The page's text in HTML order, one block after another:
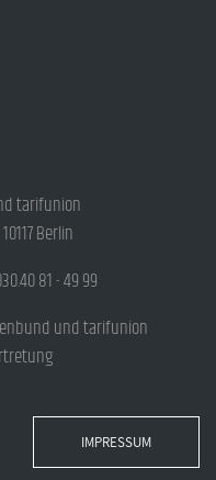
tarifunion
Berlin
81 - 49 99
und tarifunion
IMPRESSUM